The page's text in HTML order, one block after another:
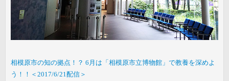
相模原市の知の拠点！？ 6月は「相模原市立博物館」で教養を深めよ
う！！＜2017/6/21配信＞